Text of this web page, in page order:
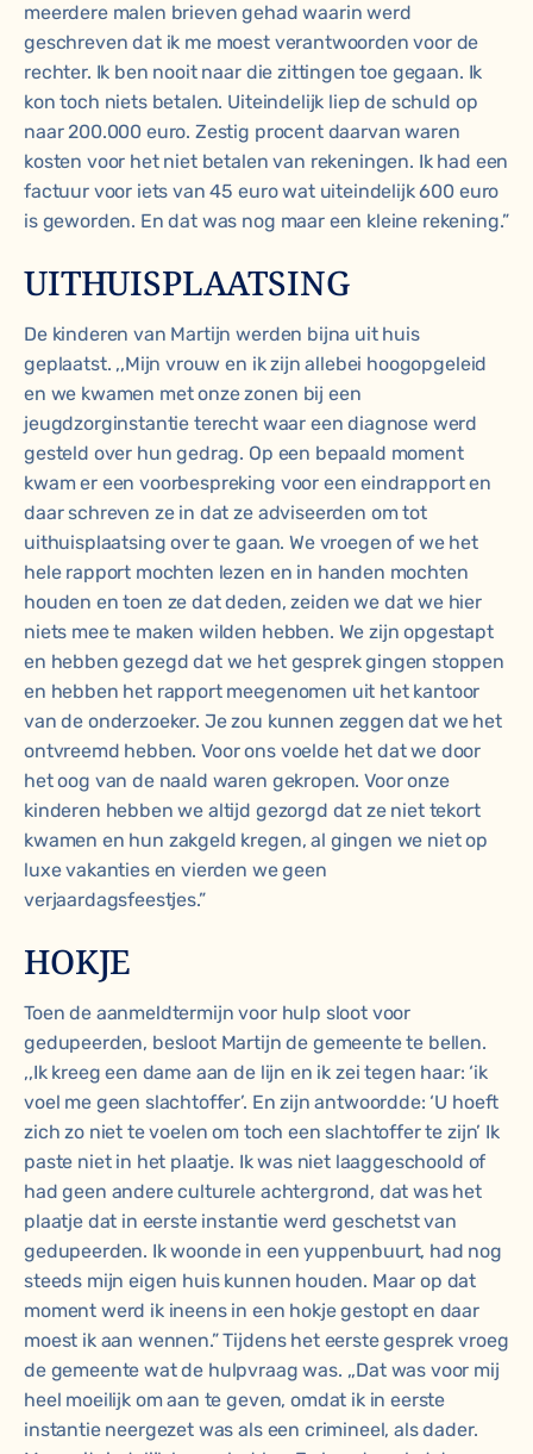
meerdere malen brieven gehad waarin werd
geschreven dat ik me moest verantwoorden voor de
rechter. Ik ben nooit naar die zittingen toe gegaan. Ik
kon toch niets betalen. Uiteindelijk liep de schuld op
naar 200.000 euro. Zestig procent daarvan waren
kosten voor het niet betalen van rekeningen. Ik had een
factuur voor iets van 45 euro wat uiteindelijk 600 euro
is geworden. En dat was nog maar een kleine rekening.”
UITHUISPLAATSING
De kinderen van Martijn werden bijna uit huis
geplaatst. ,,Mijn vrouw en ik zijn allebei hoogopgeleid
en we kwamen met onze zonen bij een
jeugdzorginstantie terecht waar een diagnose werd
gesteld over hun gedrag. Op een bepaald moment
kwam er een voorbespreking voor een eindrapport en
daar schreven ze in dat ze adviseerden om tot
uithuisplaatsing over te gaan. We vroegen of we het
hele rapport mochten lezen en in handen mochten
houden en toen ze dat deden, zeiden we dat we hier
niets mee te maken wilden hebben. We zijn opgestapt
en hebben gezegd dat we het gesprek gingen stoppen
en hebben het rapport meegenomen uit het kantoor
van de onderzoeker. Je zou kunnen zeggen dat we het
ontvreemd hebben. Voor ons voelde het dat we door
het oog van de naald waren gekropen. Voor onze
kinderen hebben we altijd gezorgd dat ze niet tekort
kwamen en hun zakgeld kregen, al gingen we niet op
luxe vakanties en vierden we geen
verjaardagsfeestjes.”
HOKJE
Toen de aanmeldtermijn voor hulp sloot voor
gedupeerden, besloot Martijn de gemeente te bellen.
,,Ik kreeg een dame aan de lijn en ik zei tegen haar: ‘ik
voel me geen slachtoffer’. En zijn antwoordde: ‘U hoeft
zich zo niet te voelen om toch een slachtoffer te zijn’ Ik
paste niet in het plaatje. Ik was niet laaggeschoold of
had geen andere culturele achtergrond, dat was het
plaatje dat in eerste instantie werd geschetst van
gedupeerden. Ik woonde in een yuppenbuurt, had nog
steeds mijn eigen huis kunnen houden. Maar op dat
moment werd ik ineens in een hokje gestopt en daar
moest ik aan wennen.” Tijdens het eerste gesprek vroeg
de gemeente wat de hulpvraag was. ,,Dat was voor mij
heel moeilijk om aan te geven, omdat ik in eerste
instantie neergezet was als een crimineel, als dader.